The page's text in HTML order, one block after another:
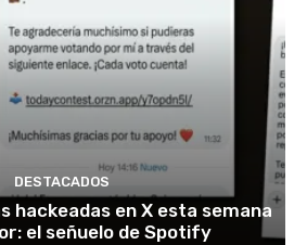
DESTACADOS
hackeadas en X esta semana
el señuelo de Spotify